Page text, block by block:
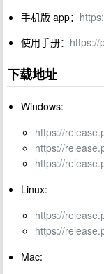
手机版 app：
使用手册： https://
下载地址
Windows:
https://
https://
https://
Linux:
https://
https://
Mac: